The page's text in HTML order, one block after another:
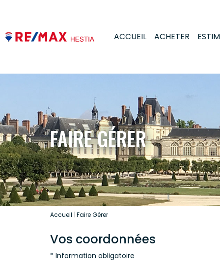
ACCUEIL ACHETER
FAIRE GÉRER
Accueil Faire Gérer
Vos coordonnées
* Information obligatoire